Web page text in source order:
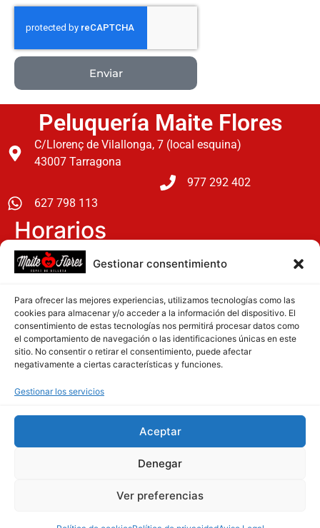
Gestionar consentimiento
Para ofrecer las mejores experiencias, utilizamos tecnologías como las
cookies para almacenar y/o acceder a la información del dispositivo. El
consentimiento de estas tecnologías nos permitirá procesar datos como
el comportamiento de navegación o las identificaciones únicas en este
sitio. No consentir o retirar el consentimiento, puede afectar
negativamente a ciertas características y funciones.
Gestionar los servicios
Aceptar
Denegar
Ver preferencias
Enviar
Peluquería Maite Flores
C/Llorenç de Vilallonga, 7 (local esquina)
43007 Tarragona
977 292 402
627 798 113
Horarios
Lunes: 15 h a 20 h
Martes a Viernes: 9:30 h a 19:30 h
Sabados: 9 h a 14 h
Redes Sociales
Diseño Web PCHOUSE